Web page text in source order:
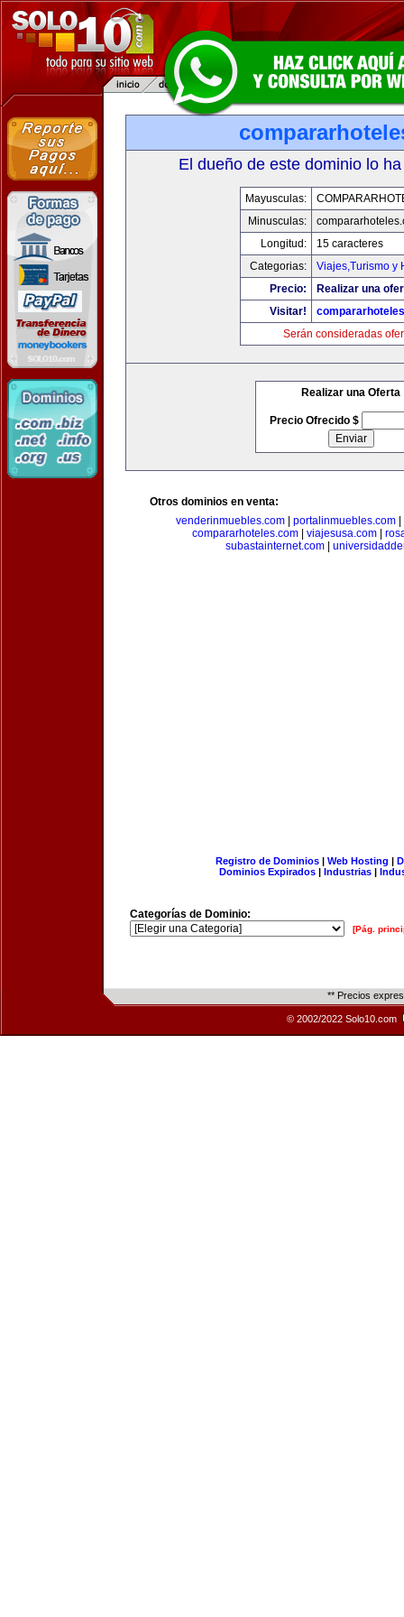
El dueño de este dominio lo
Mayusculas:
Minusculas:
Longitud:
15 caracteres
Categorias:
Viajes,Turismo y
Precio:
Realizar una
Visitar!
Serán consideradas
Realizar una Oferta
Precio Ofrecido $
Otros dominios en venta:
venderinmuebles.com| portalinmuebles.com|
compararhoteles.com| viajesusa.com|
subastainternet.com|
Registro de Dominios| Web Hosting |
Dominios Expirados | Industrias |
Categorías de Dominio:
[Pág.
** Precios
© 2002/2022 Solo10.com